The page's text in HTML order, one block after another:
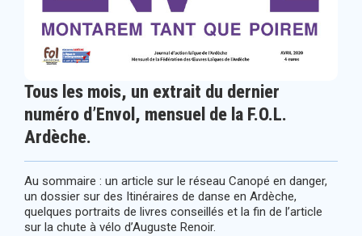
Tous les mois, un extrait du dernier
numéro d’Envol, mensuel de la F.O.L.
Ardèche.
Au sommaire : un article sur le réseau Canopé en danger,
un dossier sur des Itinéraires de danse en Ardèche,
quelques portraits de livres conseillés et la fin de l’article
sur la chute à vélo d’Auguste Renoir.